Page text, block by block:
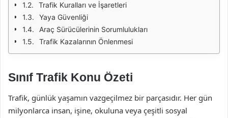
Trafik Kuralları ve İşaretleri
Yaya Güvenliği
Araç Sürücülerinin Sorumlulukları
Trafik Kazalarının Önlenmesi
Sınıf Trafik Konu Özeti
Trafik, günlük yaşamın vazgeçilmez bir parçasıdır. Her gün
milyonlarca insan, işine, okuluna veya çeşitli sosyal